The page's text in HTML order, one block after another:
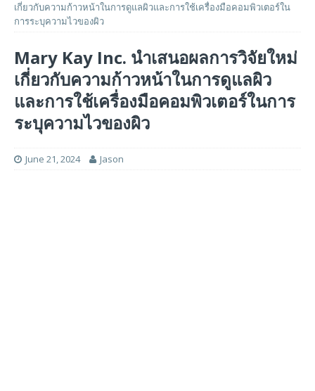
เกี่ยวกับความก้าวหน้าในการดูแลผิวและการใช้เครื่องมือคอมพิวเตอร์ใน
การระบุความไวของผิว
Mary Kay Inc. นำเสนอผลการวิจัยใหม่
เกี่ยวกับความก้าวหน้าในการดูแลผิว
และการใช้เครื่องมือคอมพิวเตอร์ในการ
ระบุความไวของผิว
June 21, 2024 Jason